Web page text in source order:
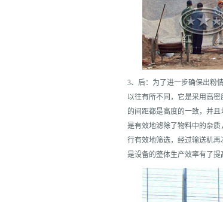
3、后：为了进一步确保出粉
以往有所不同，它是采用高
的间距都是高度的一致，并
是有效地滤除了物料中的杂
行有效地筛选，经过输送机
是设备的整体生产效率有了提